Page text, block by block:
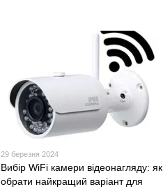
29 березня 2024
Вибір WiFi камери відеонагляду: як
обрати найкращий варіант для